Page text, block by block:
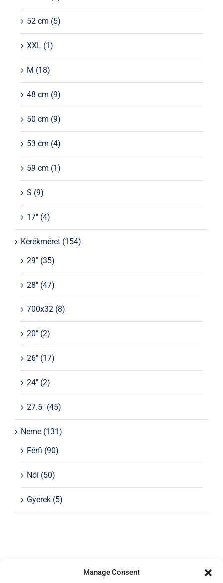
Manage Consent
52 cm (5)
XXL (1)
M (18)
48 cm (9)
50 cm (9)
53 cm (4)
59 cm (1)
S (9)
17" (4)
Kerékméret (154)
29" (35)
28" (47)
700x32 (8)
20" (2)
26" (17)
24" (2)
27.5" (45)
Neme (131)
Férfi (90)
Női (50)
Gyerek (5)